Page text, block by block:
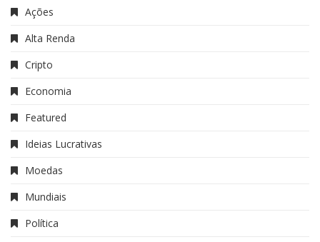
Ações
Alta Renda
Cripto
Economia
Featured
Ideias Lucrativas
Moedas
Mundiais
Política